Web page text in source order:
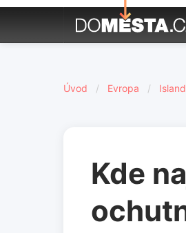
Úvod / Evropa / Island
Kde